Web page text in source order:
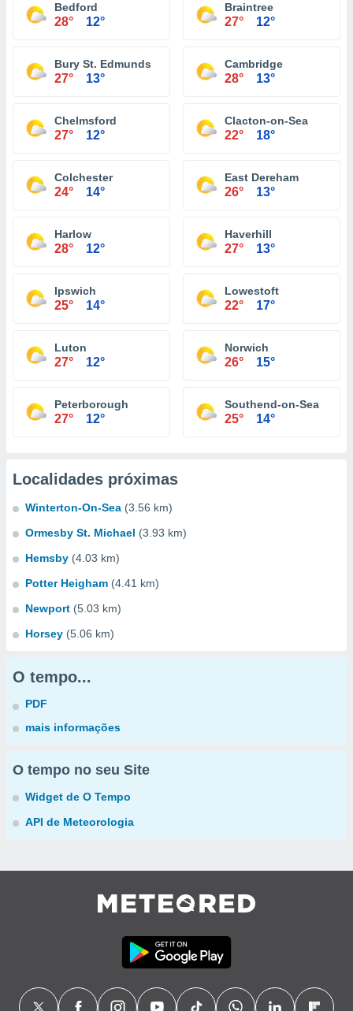
Bedford
28° 12°
Braintree
27° 12°
Bury St. Edmunds
27° 13°
Cambridge
28° 13°
Chelmsford
27° 12°
Clacton-on-Sea
22° 18°
Colchester
24° 14°
East Dereham
26° 13°
Harlow
28° 12°
Haverhill
27° 13°
Ipswich
25° 14°
Lowestoft
22° 17°
Luton
27° 12°
Norwich
26° 15°
Peterborough
27° 12°
Southend-on-Sea
25° 14°
Localidades próximas
Winterton-On-Sea (3.56 km)
Ormesby St. Michael (3.93 km)
Hemsby (4.03 km)
Potter Heigham (4.41 km)
Newport (5.03 km)
Horsey (5.06 km)
O tempo...
PDF
mais informações
O tempo no seu Site
Widget de O Tempo
API de Meteorologia